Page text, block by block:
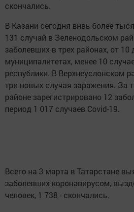
скончались.
В Казани сегодня внвь более
131 случай в Зеленодольском
заболевших в трех районах, от
муниципалитетах, менее 10
республики. В Верхнеуслонском
три новых случая заражения. За
районе зарегистрировано 12
период 1 017 случаев Covid-19.
Всего на 3 марта в Татарстане
заболевших коронавирусом,
человек, 1 738 - скончались.